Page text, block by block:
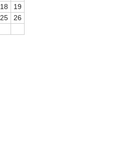
18
19
25
26